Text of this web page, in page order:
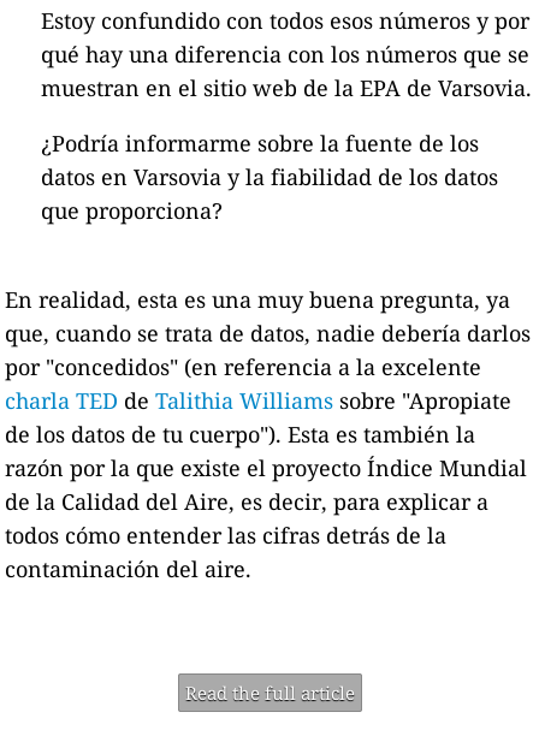
Estoy confundido con todos esos números y por
qué hay una diferencia con los números que se
muestran en el sitio web de la EPA de Varsovia.
¿Podría informarme sobre la fuente de los
datos en Varsovia y la fiabilidad de los datos
que proporciona?
En realidad, esta es una muy buena pregunta, ya
que, cuando se trata de datos, nadie debería darlos
por "concedidos" (en referencia a la excelente
charla TED deTalithia Williams sobre "Apropiate
de los datos de tu cuerpo"). Esta es también la
razón por la que existe el proyecto Índice Mundial
de la Calidad del Aire, es decir, para explicar a
todos cómo entender las cifras detrás de la
contaminación del aire.
Read the full article